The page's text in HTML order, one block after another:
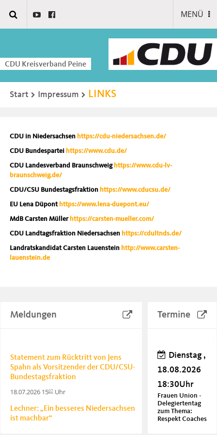
MENÜ
CDU Kreisverband Peine
Start Impressum LINKS
CDU in Niedersachsen https://cdu-niedersachsen.de/
CDU Bundespartei https://www.cdu.de/
CDU Landesverband Braunschweig https://www.cdu-lv-
braunschweig.de/
CDU/CSU Bundestagsfraktion https://www.cducsu.de/
EU Lena Düpont https://www.lena-duepont.eu/
MdB Carsten Müller https://carsten-mueller.com/
CDU Landtagsfraktion Niedersachsen https://cdultnds.de/
Landratskandidat Carsten Lauenstein http://www.carsten-
lauenstein.de
Meldungen
Statement zum Rücktritt von Jens
Spahn als Vorsitzender der CDU/CSU-
Bundestagsfraktion
18.07.2026 1507 Uhr
Lechner: „Ein besseres Niedersachsen
ist machbar“
Termine
Dienstag ,
18.08.2026
18:30Uhr
Frauen Union -
Delegiertentag
zum Thema:
Respekt Coaches